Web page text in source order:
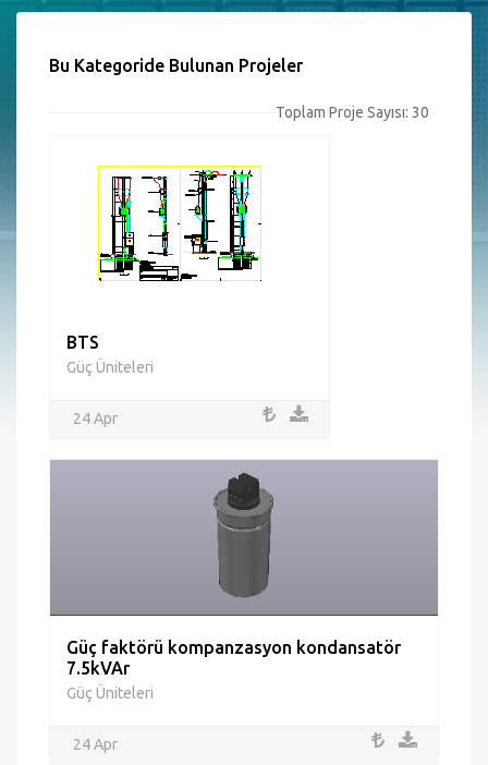
Bu Kategoride Bulunan Projeler
Toplam Proje Sayısı: 30
BTS
Güç Üniteleri
24 Apr
Güç faktörü kompanzasyon kondansatör
7.5kVAr
Güç Üniteleri
24 Apr